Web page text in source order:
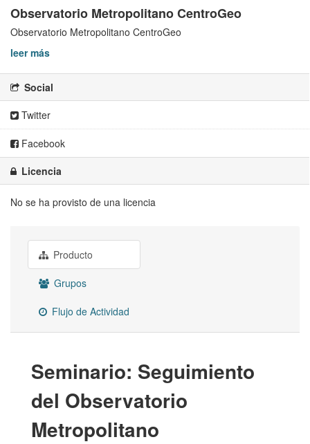
Observatorio Metropolitano CentroGeo
Observatorio Metropolitano CentroGeo
leer más
Social
Twitter
Facebook
Licencia
No se ha provisto de una licencia
Producto
Grupos
Flujo de Actividad
Seminario: Seguimiento
del Observatorio
Metropolitano